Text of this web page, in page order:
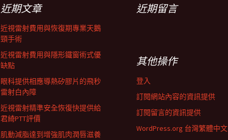
近期文章
近視雷射費用與恢復期專業天鵝
頸手術
近視雷射費用與隱形鐵窗術式優
缺點
眼科提供相應導熱矽膠片的飛秒
雷射白內障
近視雷射精準安全恢復快提供給
君綺PTT評價
肌動減脂達到增強肌肉潤唇滋養
近期留言
其他操作
登入
訂閱網站內容的資訊提供
訂閱留言的資訊提供
WordPress.org 台灣繁體中文